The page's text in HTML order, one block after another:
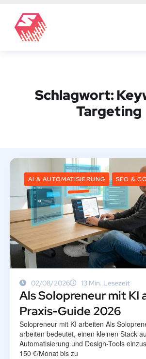
Schlagwort:
Targeting
AI & AUTOMATISIERUNG SEO &
02/08/2026 13 Min. Lesezeit
Als Solopreneur mit KI
Praxis-Guide 2026
Solopreneur mit KI arbeiten Als
arbeiten bedeutet, einen kleinen Stack
Automatisierung und Design-Tools
150 €/Monat bis zu